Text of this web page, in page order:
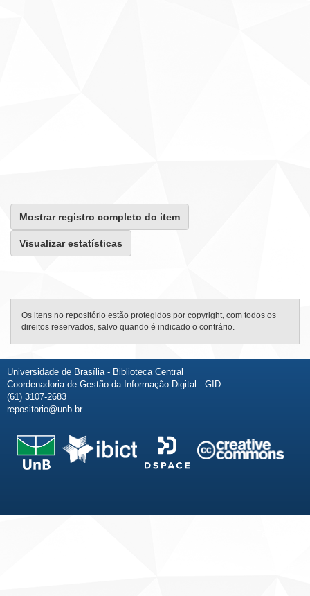
Mostrar registro completo do item
Visualizar estatísticas
Os itens no repositório estão protegidos por copyright, com todos os
direitos reservados, salvo quando é indicado o contrário.
Universidade de Brasília - Biblioteca Central
Coordenadoria de Gestão da Informação Digital - GID
(61) 3107-2683
repositorio@unb.br